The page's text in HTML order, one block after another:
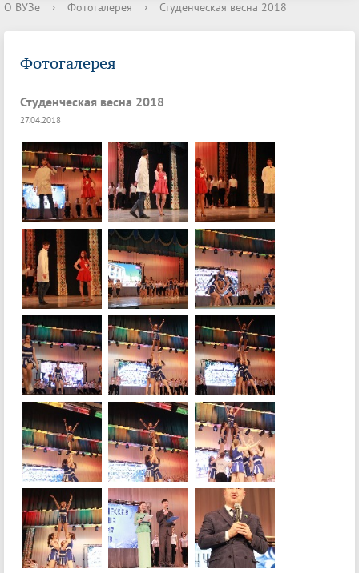
О ВУЗе › Фотогалерея › Студенческая весна 2018
Фотогалерея
Студенческая весна 2018
27.04.2018